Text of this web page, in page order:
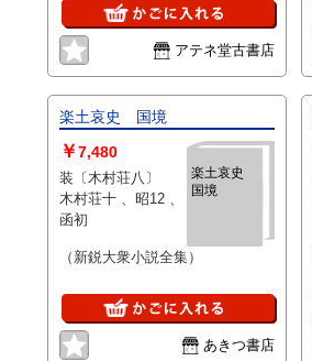
アテネ堂古書店
楽土哀史 国境
楽土哀史
国境
￥7,480
装〔木村荘八〕
木村荘十 、昭12 、
函初
（新鋭大衆小説全集）
あきつ書店